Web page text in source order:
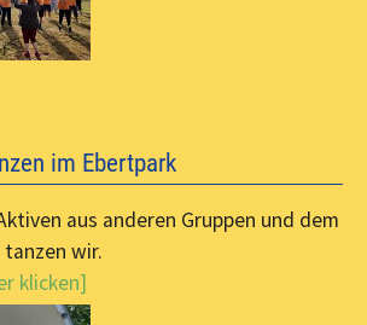
im Ebertpark
aus anderen Gruppen und dem
wir.
klicken]